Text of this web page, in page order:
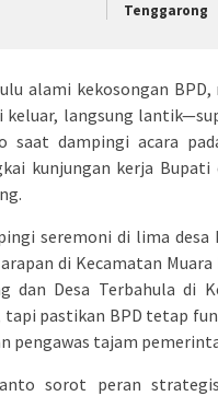
Tenggarong
alami kekosongan
keluar, langsung
saat dampingi acara
kunjungan kerja
seremoni di lima desa
di Kecamatan
dan Desa Terbahula di
pastikan BPD tetap
pengawas tajam
sorot peran